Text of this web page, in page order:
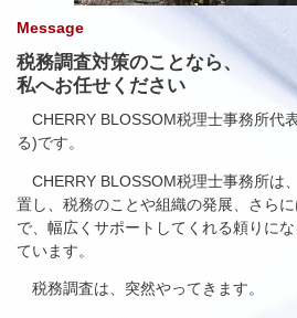
Message
税務調査対策のことなら、
私へお任せください
CHERRY BLOSSOM税理士事務所
る)です。
CHERRY BLOSSOM税理士事務所は
置し、税務のことや組織の発展、さら
で、幅広くサポートしてくれる頼りに
ています。
税務調査は、突然やってきます。